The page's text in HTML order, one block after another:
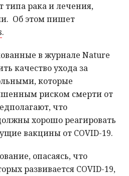
типа рака и лечения,
Об этом пишет
.
в журнале Nature
качество ухода за
которые
риском смерти от
что
хорошо реагировать
вакцины от COVID-19.
опасаясь, что
развивается COVID-19,